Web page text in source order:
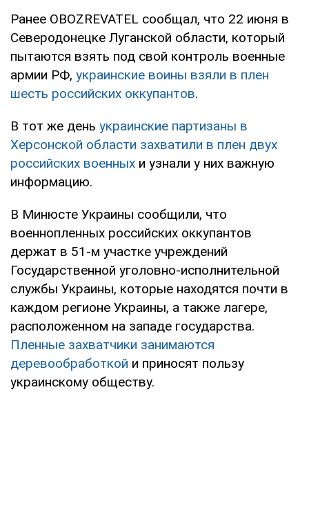
Ранее OBOZREVATEL сообщал, что 22 июня в
Северодонецке Луганской области, который
пытаются взять под свой контроль военные
армии РФ, украинские воины взяли в плен
шесть российских оккупантов.
В тот же день украинские партизаны в
Херсонской области захватили в плен двух
российских военных и узнали у них важную
информацию.
В Минюсте Украины сообщили, что
военнопленных российских оккупантов
держат в 51-м участке учреждений
Государственной уголовно-исполнительной
службы Украины, которые находятся почти в
каждом регионе Украины, а также лагере,
расположенном на западе государства.
Пленные захватчики занимаются
деревообработкой и приносят пользу
украинскому обществу.